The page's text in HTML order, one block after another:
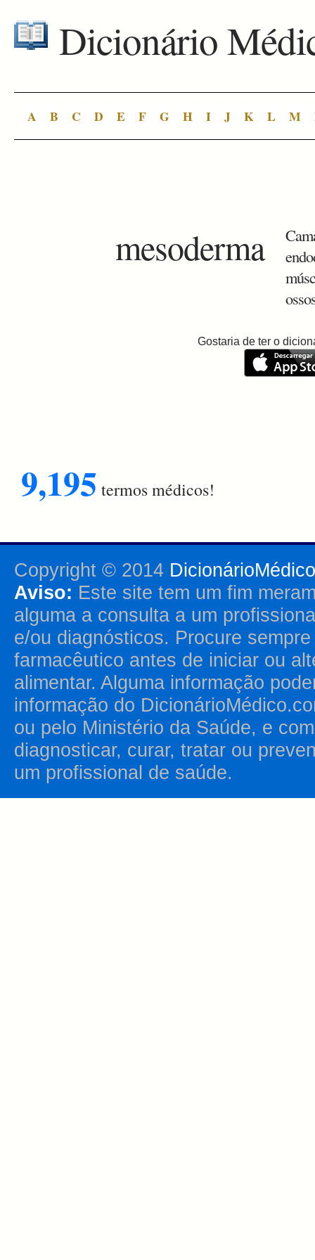
Dicionário
A B C D E F G H I J K L M
mesoderma
Gostaria de ter o
9,195 termos médicos!
Copyright © 2014
Aviso: Este site tem um fim
alguma a consulta a um
e/ou diagnósticos. Procure
farmacêutico antes de iniciar ou
alimentar. Alguma informação
informação do
ou pelo Ministério da Saúde, e
diagnosticar, curar, tratar ou
um profissional de saúde.